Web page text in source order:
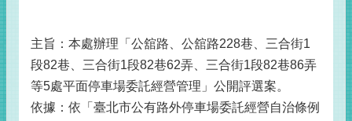
主旨：本處辦理「公舘路、公舘路228巷、三合街1
段82巷、三合街1段82巷62弄、三合街1段82巷86弄
等5處平面停車場委託經營管理」公開評選案。
依據：依「臺北市公有路外停車場委託經營自治條例